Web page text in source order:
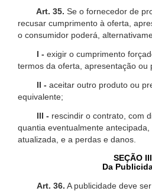
Art. 35. Se o fornecedor de
recusar cumprimento à oferta,
o consumidor poderá,
I - exigir o cumprimento
termos da oferta, apresentação ou
II - aceitar outro produto ou
equivalente;
III - rescindir o contrato, com
quantia eventualmente
atualizada, e a perdas e danos.
SEÇÃO III
Da
Art. 36. A publicidade deve